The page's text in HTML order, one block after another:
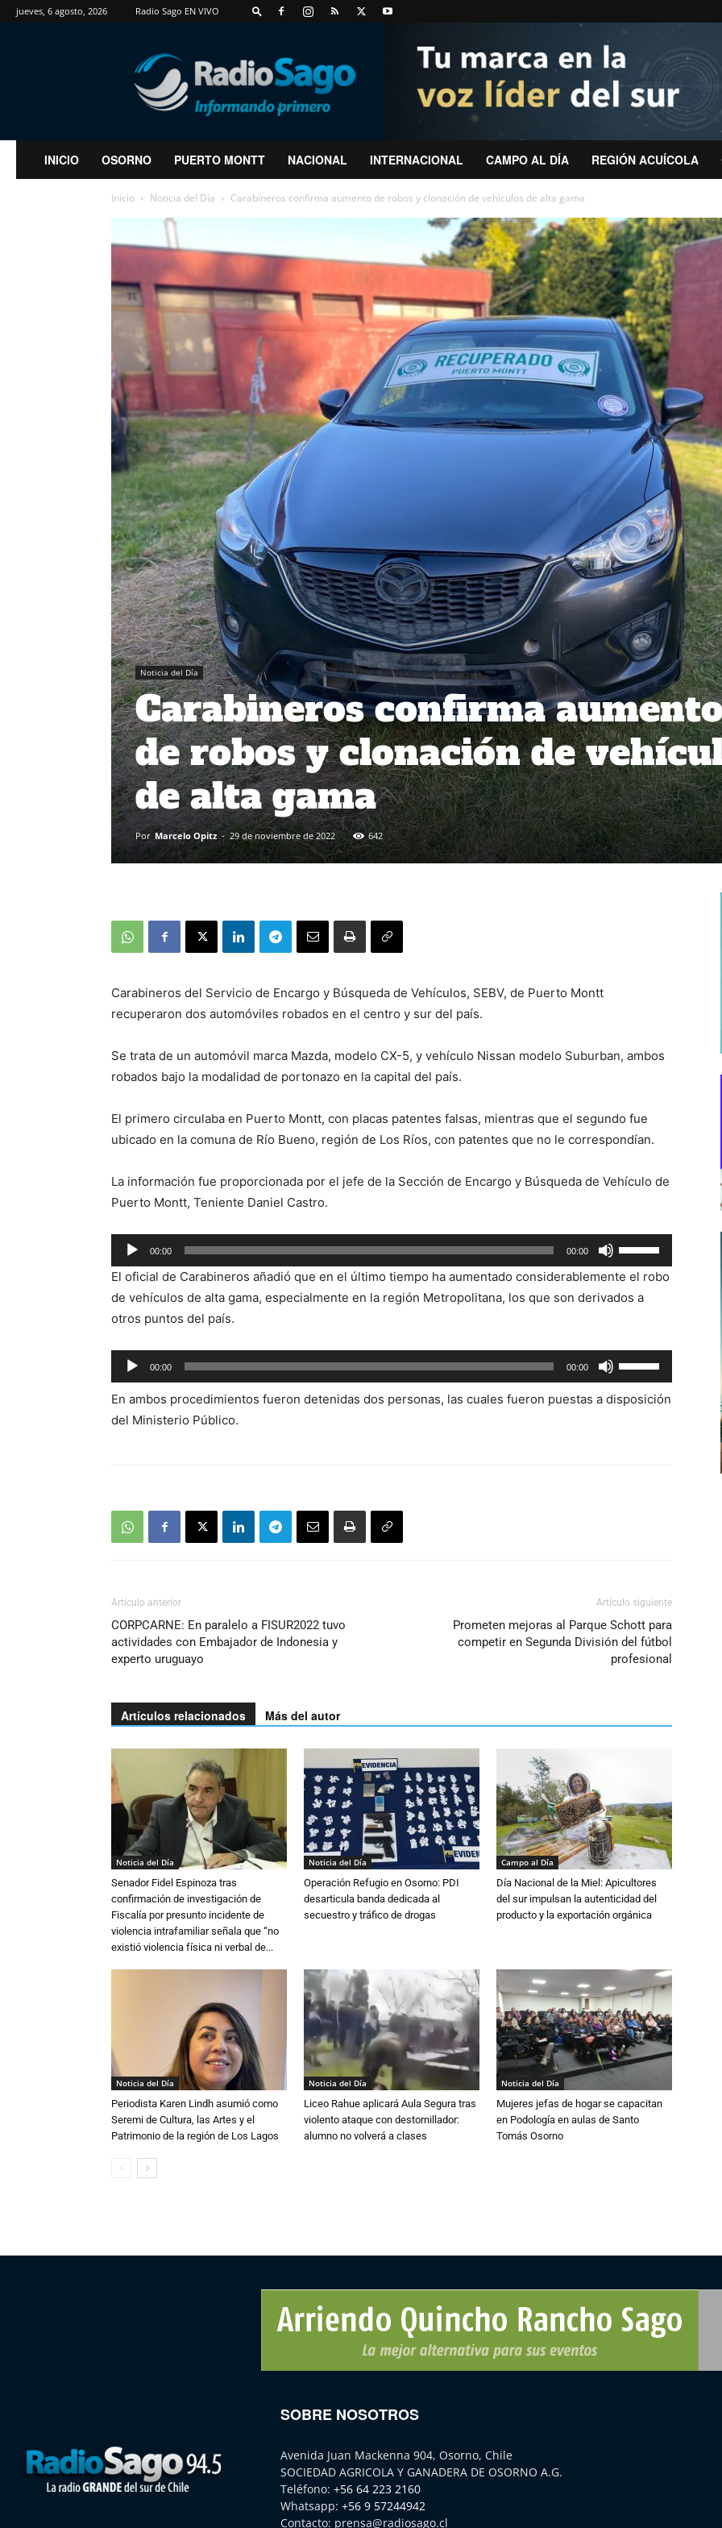
jueves, 6 agosto, 2026 Radio Sago EN VIVO
RadioSago
INICIO OSORNO PUERTO MONTT NACIONAL INTERNACIONAL CAMPO AL DÍA REGIÓN ACUÍCOLA
Inicio Noticia del Día Carabineros confirma aumento de robos y clonación de vehículos de alta gama
Noticia del Día
Carabineros confirma
de robos y clonación de
de alta gama
Por Marcelo Opitz - 29 de noviembre de 2022 642
Carabineros del Servicio de Encargo y Búsqueda de Vehículos, SEBV, de Puerto Montt
recuperaron dos automóviles robados en el centro y sur del país.
Se trata de un automóvil marca Mazda, modelo CX-5, y vehículo Nissan modelo Suburban, ambos
robados bajo la modalidad de portonazo en la capital del país.
El primero circulaba en Puerto Montt, con placas patentes falsas, mientras que el segundo fue
ubicado en la comuna de Río Bueno, región de Los Ríos, con patentes que no le correspondían.
La información fue proporcionada por el jefe de la Sección de Encargo y Búsqueda de Vehículo de
Puerto Montt, Teniente Daniel Castro.
Reproductor
de
audio
00:00 00:00
las
teclas
de
arriba/abajo
para
El oficial de Carabineros añadió que en el último tiempo ha aumentado considerablemente el robo
de vehículos de alta gama, especialmente en la región Metropolitana, los que son derivados a
otros puntos del país.
Reproductor
de
audio
00:00 00:00
las
teclas
En ambos procedimientos fueron detenidas dos personas, las cuales fueron puestas a disposición
del Ministerio Público.
Artículo anterior
CORPCARNE: En paralelo a FISUR2022 tuvo
actividades con Embajador de Indonesia y
experto uruguayo
Artículo siguiente
Prometen mejoras al Parque Schott para
competir en Segunda División del fútbol
profesional
Artículos relacionados Más del autor
Noticia del Día
Senador Fidel Espinoza tras
confirmación de investigación de
Fiscalía por presunto incidente de
violencia intrafamiliar señala que “no
existió violencia física ni verbal de...
Noticia del Día
Operación Refugio en Osorno: PDI
desarticula banda dedicada al
secuestro y tráfico de drogas
Campo al Día
Día Nacional de la Miel: Apicultores
del sur impulsan la autenticidad del
producto y la exportación orgánica
Noticia del Día
Periodista Karen Lindh asumió como
Seremi de Cultura, las Artes y el
Patrimonio de la región de Los Lagos
Noticia del Día
Liceo Rahue aplicará Aula Segura tras
violento ataque con destornillador:
alumno no volverá a clases
Noticia del Día
Mujeres jefas de hogar se capacitan
en Podología en aulas de Santo
Tomás Osorno
SOBRE NOSOTROS
Avenida Juan Mackenna 904, Osorno, Chile
SOCIEDAD AGRICOLA Y GANADERA DE OSORNO A.G.
Teléfono: +56 64 223 2160
Whatsapp: +56 9 57244942
Contacto: prensa@radiosago.cl